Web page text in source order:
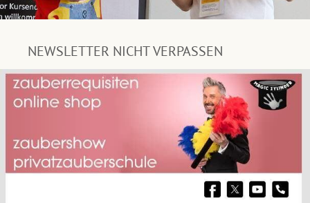
NEWSLETTER NICHT VERPASSEN